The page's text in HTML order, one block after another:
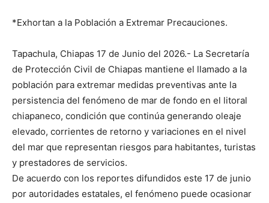
*Exhortan a la Población a Extremar Precauciones.
Tapachula, Chiapas 17 de Junio del 2026.- La Secretaría
de Protección Civil de Chiapas mantiene el llamado a la
población para extremar medidas preventivas ante la
persistencia del fenómeno de mar de fondo en el litoral
chiapaneco, condición que continúa generando oleaje
elevado, corrientes de retorno y variaciones en el nivel
del mar que representan riesgos para habitantes, turistas
y prestadores de servicios.
De acuerdo con los reportes difundidos este 17 de junio
por autoridades estatales, el fenómeno puede ocasionar